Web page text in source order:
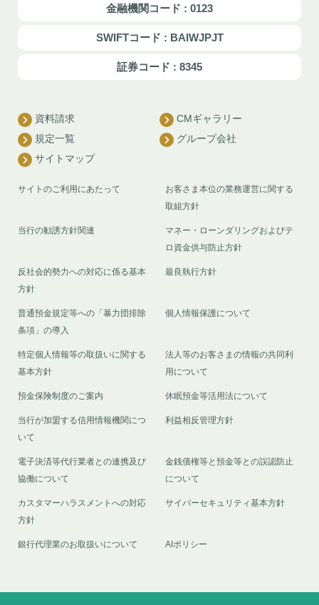
金融機関コード : 0123
SWIFTコード : BAIWJPJT
証券コード : 8345
資料請求
CMギャラリー
規定一覧
グループ会社
サイトマップ
サイトのご利用にあたって
お客さま本位の業務運営に関する
取組方針
当行の勧誘方針関連
マネー・ローンダリングおよびテ
ロ資金供与防止方針
反社会的勢力への対応に係る基本
方針
最良執行方針
普通預金規定等への「暴力団排除
条項」の導入
個人情報保護について
特定個人情報等の取扱いに関する
基本方針
法人等のお客さまの情報の共同利
用について
預金保険制度のご案内 休眠預金等活用法について
当行が加盟する信用情報機関につ
いて
利益相反管理方針
電子決済等代行業者との連携及び
協働について
金銭債権等と預金等との誤認防止
について
カスタマーハラスメントへの対応
方針
サイバーセキュリティ基本方針
銀行代理業のお取扱いについて AIポリシー